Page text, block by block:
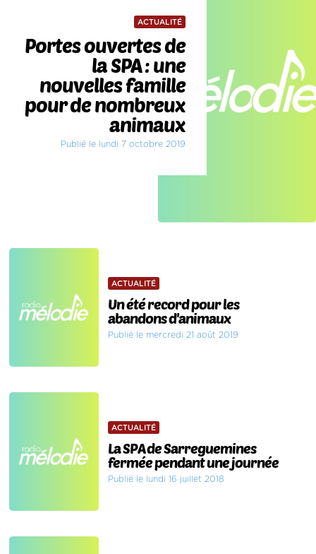
ACTUALITÉ
Portes ouvertes de
la SPA : une
nouvelles famille
pour de nombreux
animaux
Publié le lundi 7 octobre 2019
ACTUALITÉ
Un été record pour les
abandons d'animaux
Publié le mercredi 21 août 2019
ACTUALITÉ
La SPA de Sarreguemines
fermée pendant une journée
Publié le lundi 16 juillet 2018